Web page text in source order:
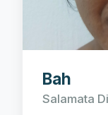
Bah
Salamata